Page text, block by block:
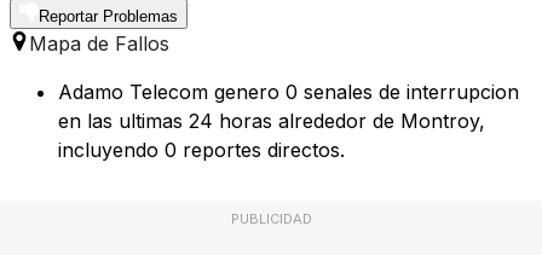
Reportar Problemas
Mapa de Fallos
Adamo Telecom genero 0 senales de interrupcion
en las ultimas 24 horas alrededor de Montroy,
incluyendo 0 reportes directos.
PUBLICIDAD